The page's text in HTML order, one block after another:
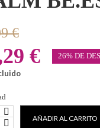
€
€ 26% DE
AÑADIR AL CARRITO